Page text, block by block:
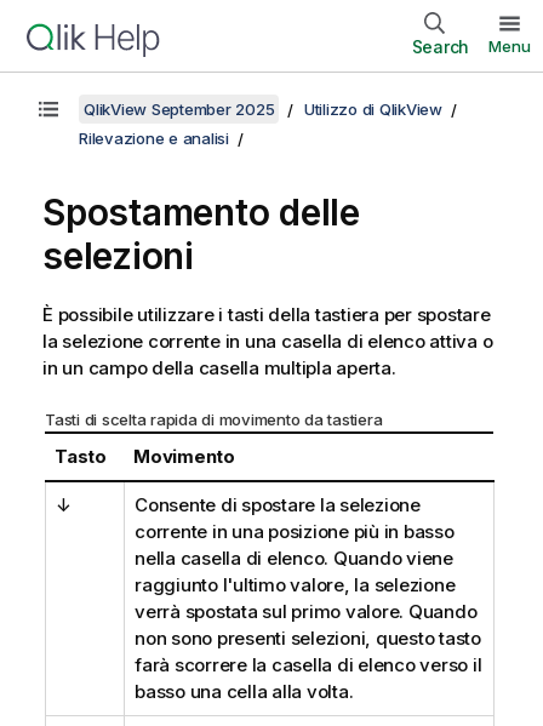
Search Menu
QlikView September 2025
Utilizzo di QlikView
Rilevazione e analisi
Spostamento delle
selezioni
È possibile utilizzare i tasti della tastiera per spostare
la selezione corrente in una casella di elenco attiva o
in un campo della casella multipla aperta.
Tasti di scelta rapida di movimento da tastiera
Tasto Movimento
↓
Consente di spostare la selezione
corrente in una posizione più in basso
nella casella di elenco. Quando viene
raggiunto l'ultimo valore, la selezione
verrà spostata sul primo valore. Quando
non sono presenti selezioni, questo tasto
farà scorrere la casella di elenco verso il
basso una cella alla volta.